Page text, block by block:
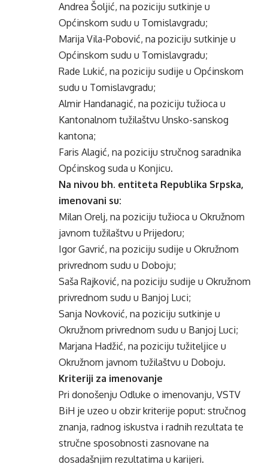
Andrea Šoljić, na poziciju sutkinje u
Općinskom sudu u Tomislavgradu;
Marija Vila-Pobović, na poziciju sutkinje u
Općinskom sudu u Tomislavgradu;
Rade Lukić, na poziciju sudije u Općinskom
sudu u Tomislavgradu;
Almir Handanagić, na poziciju tužioca u
Kantonalnom tužilaštvu Unsko-sanskog
kantona;
Faris Alagić, na poziciju stručnog saradnika
Općinskog suda u Konjicu.
Na nivou bh. entiteta Republika Srpska,
imenovani su:
Milan Orelj, na poziciju tužioca u Okružnom
javnom tužilaštvu u Prijedoru;
Igor Gavrić, na poziciju sudije u Okružnom
privrednom sudu u Doboju;
Saša Rajković, na poziciju sudije u Okružnom
privrednom sudu u Banjoj Luci;
Sanja Novković, na poziciju sutkinje u
Okružnom privrednom sudu u Banjoj Luci;
Marjana Hadžić, na poziciju tužiteljice u
Okružnom javnom tužilaštvu u Doboju.
Kriteriji za imenovanje
Pri donošenju Odluke o imenovanju, VSTV
BiH je uzeo u obzir kriterije poput: stručnog
znanja, radnog iskustva i radnih rezultata te
stručne sposobnosti zasnovane na
dosadašnjim rezultatima u karijeri.